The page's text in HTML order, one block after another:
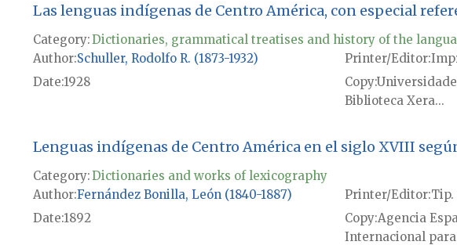
Las lenguas indígenas de Centro América, con especial
Category:Dictionaries, grammatical treatises and history of the
Author Schuller, Rodolfo R. (1873-1932) Printer/Editor
Date1928 Copy
Biblioteca Xera...
Lenguas indígenas de Centro América en el siglo XVIII
Category:Dictionaries and works of lexicography
Author Fernández Bonilla, León (1840-1887) Printer/Editor Tip.
Date1892 Copy Agencia
Internacional para